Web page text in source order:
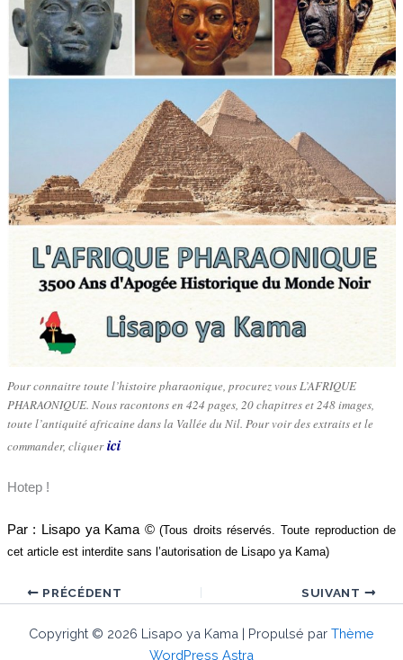
Pour connaitre toute l’histoire pharaonique, procurez vous L’AFRIQUE
PHARAONIQUE. Nous racontons en 424 pages, 20 chapitres et 248 images,
toute l’antiquité africaine dans la Vallée du Nil. Pour voir des extraits et le
commander, cliquerici
Hotep !
Par : Lisapo ya Kama ©(Tous droits réservés. Toute reproduction de
cet article est interdite sans l’autorisation de Lisapo ya Kama)
PRÉCÉDENT SUIVANT
Copyright © 2026 Lisapo ya Kama | Propulsé par Thème
WordPress Astra